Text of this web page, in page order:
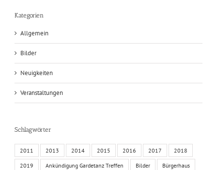
Kategorien
Allgemein
Bilder
Neuigkeiten
Veranstaltungen
Schlagwörter
2011 2013 2014 2015 2016 2017 2018
2019 Ankündigung Gardetanz Treffen Bilder Bürgerhaus